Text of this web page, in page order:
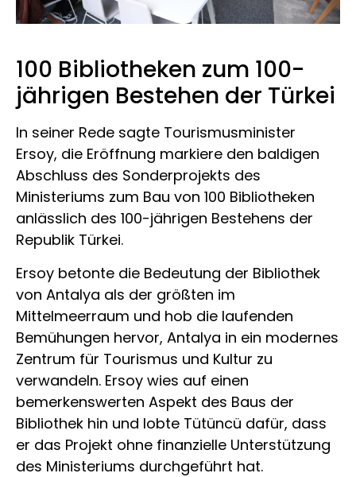
100 Bibliotheken zum 100-
jährigen Bestehen der Türkei
In seiner Rede sagte Tourismusminister
Ersoy, die Eröffnung markiere den baldigen
Abschluss des Sonderprojekts des
Ministeriums zum Bau von 100 Bibliotheken
anlässlich des 100-jährigen Bestehens der
Republik Türkei.
Ersoy betonte die Bedeutung der Bibliothek
von Antalya als der größten im
Mittelmeerraum und hob die laufenden
Bemühungen hervor, Antalya in ein modernes
Zentrum für Tourismus und Kultur zu
verwandeln. Ersoy wies auf einen
bemerkenswerten Aspekt des Baus der
Bibliothek hin und lobte Tütüncü dafür, dass
er das Projekt ohne finanzielle Unterstützung
des Ministeriums durchgeführt hat.